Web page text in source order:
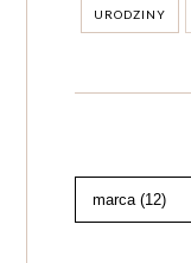
URODZINY